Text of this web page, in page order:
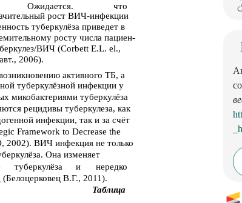
Ожидается.
что
рост ВИЧ-инфекции
туберкулёза приведет в
росту числа пациен-
ВИЧ (Corbett E.L. el.,
2006).
активного ТБ, а
туберкулёзной инфекции у
микобактериями туберкулёза
рецидивы туберкулеза, как
инфекции, так и за счёт
Framework to Decrease the
2002). ВИЧ инфекция не только
Она изменяет
туберкулёза и
нередко
(Белоцерковец В.Г., 2011).
Таблица